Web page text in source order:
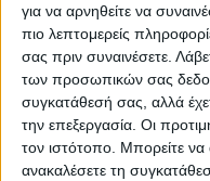
για να αρνηθείτε να
πιο λεπτομερείς
σας πριν συναινέσετε.
των προσωπικών σας
συγκατάθεσή σας, αλλά
την επεξεργασία. Οι
τον ιστότοπο. Μπορείτε να
ανακαλέσετε τη
None feed